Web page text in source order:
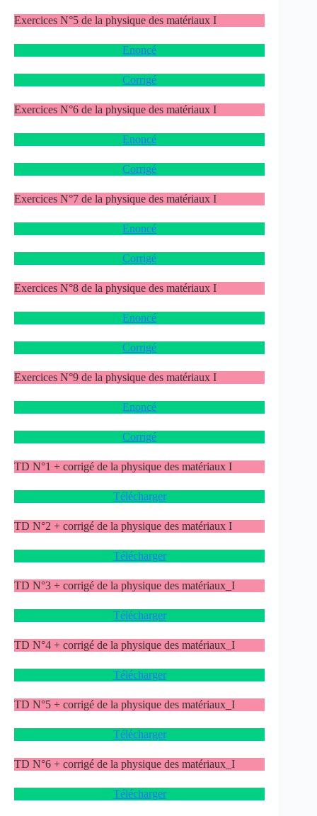
Exercices N°5 de la physique des matériaux I
Enoncé
Corrigé
Exercices N°6 de la physique des matériaux I
Enoncé
Corrigé
Exercices N°7 de la physique des matériaux I
Enoncé
Corrigé
Exercices N°8 de la physique des matériaux I
Enoncé
Corrigé
Exercices N°9 de la physique des matériaux I
Enoncé
Corrigé
TD N°1 + corrigé de la physique des matériaux I
Télécharger
TD N°2 + corrigé de la physique des matériaux I
Télécharger
TD N°3 + corrigé de la physique des matériaux_I
Télécharger
TD N°4 + corrigé de la physique des matériaux_I
Télécharger
TD N°5 + corrigé de la physique des matériaux_I
Télécharger
TD N°6 + corrigé de la physique des matériaux_I
Télécharger